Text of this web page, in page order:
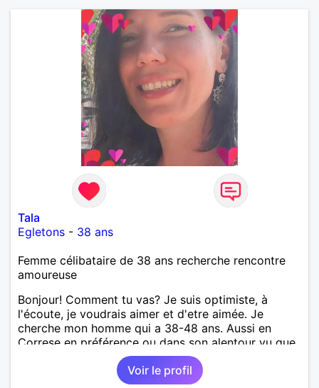
Tala
Egletons - 38 ans
Femme célibataire de 38 ans recherche rencontre
amoureuse
Bonjour! Comment tu vas? Je suis optimiste, à
l'écoute, je voudrais aimer et d'etre aimée. Je
cherche mon homme qui a 38-48 ans. Aussi en
Correse en préférence ou dans son alentour vu que
je travaille en CDI et je ne peux pas souvent
voyager loin. Merci. Bon chance à tout le monde.
Voir le profil